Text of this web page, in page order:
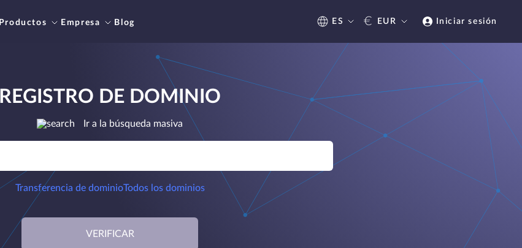
Productos Empresa Blog ES € EUR Iniciar sesión
REGISTRO DE DOMINIO
Ir a la búsqueda masiva
Transferencia de dominioTodos los dominios
VERIFICAR